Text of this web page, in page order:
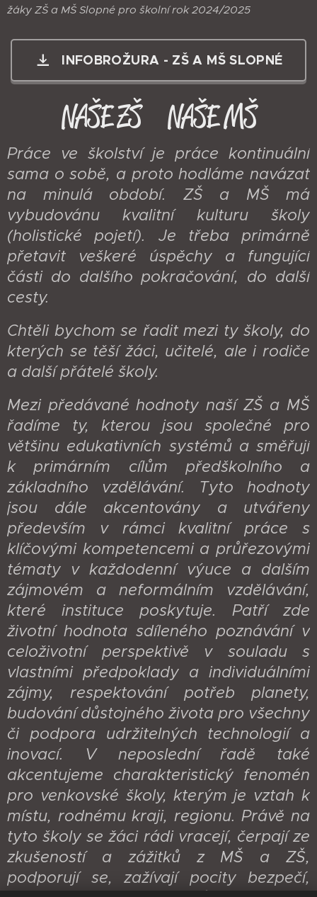
žáky ZŠ a MŠ Slopné pro školní rok 2024/2025
INFOBROŽURA - ZŠ A MŠ SLOPNÉ
NAŠE ZŠ NAŠE MŠ
Práce ve školství je práce kontinuální
sama o sobě, a proto hodláme navázat
na minulá období. ZŠ a MŠ má
vybudovánu kvalitní kulturu školy
(holistické pojetí). Je třeba primárně
přetavit veškeré úspěchy a fungující
části do dalšího pokračování, do další
cesty.
Chtěli bychom se řadit mezi ty školy, do
kterých se těší žáci, učitelé, ale i rodiče
a další přátelé školy.
Mezi předávané hodnoty naší ZŠ a MŠ
řadíme ty, kterou jsou společné pro
většinu edukativních systémů a směřují
k primárním cílům předškolního a
základního vzdělávání. Tyto hodnoty
jsou dále akcentovány a utvářeny
především v rámci kvalitní práce s
klíčovými kompetencemi a průřezovými
tématy v každodenní výuce a dalším
zájmovém a neformálním vzdělávání,
které instituce poskytuje. Patří zde
životní hodnota sdíleného poznávání v
celoživotní perspektivě v souladu s
vlastními předpoklady a individuálními
zájmy, respektování potřeb planety,
budování důstojného života pro všechny
či podpora udržitelných technologií a
inovací. V neposlední řadě také
akcentujeme charakteristický fenomén
pro venkovské školy, kterým je vztah k
místu, rodnému kraji, regionu. Právě na
tyto školy se žáci rádi vracejí, čerpají ze
zkušeností a zážitků z MŠ a ZŠ,
podporují se, zažívají pocity bezpečí,